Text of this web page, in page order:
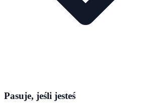
Pasuje, jeśli jesteś